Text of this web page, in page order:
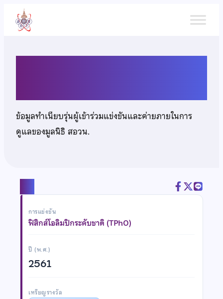
เนื้อหา
ข้อมูลทำเนียบรุ่นผู้เข้าร่วมแข่งขันและค่ายภายในการ
ดูแลของมูลนิธิ สอวน.
การแข่งขัน
ฟิสิกส์โอลิมปิกระดับชาติ (TPhO)
ปี (พ.ศ.)
2561
เหรียญรางวัล